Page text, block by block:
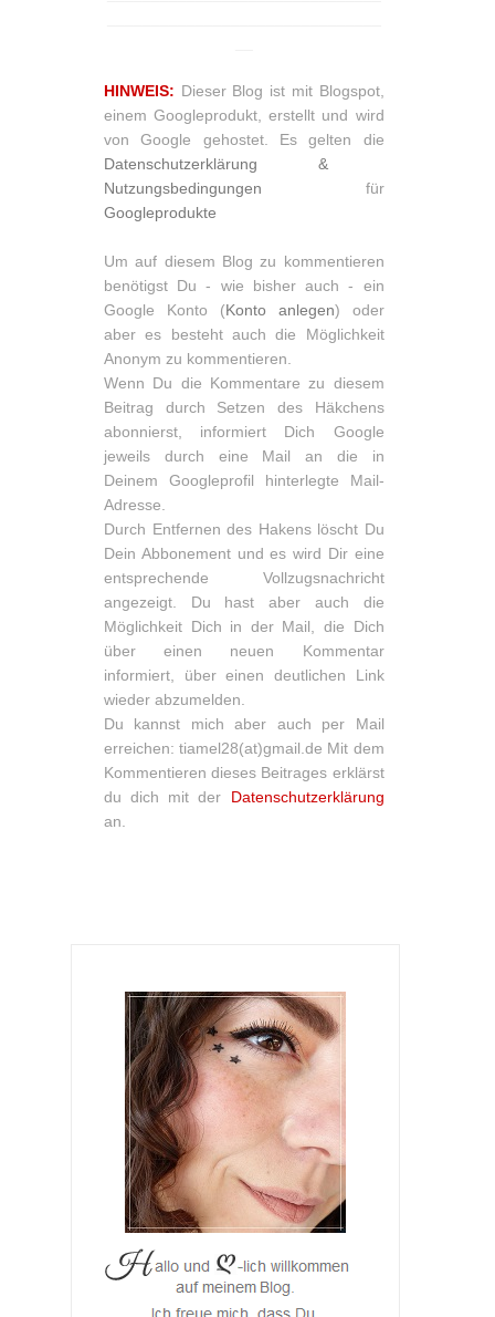
HINWEIS: Dieser Blog ist mit Blogspot,
einem Googleprodukt, erstellt und wird
von Google gehostet. Es gelten die
Datenschutzerklärung &
Nutzungsbedingungen
für
Googleprodukte
Um auf diesem Blog zu kommentieren
benötigst Du - wie bisher auch - ein
Google Konto (Konto anlegen) oder
aber es besteht auch die Möglichkeit
Anonym zu kommentieren.
Wenn Du die Kommentare zu diesem
Beitrag durch Setzen des Häkchens
abonnierst, informiert Dich Google
jeweils durch eine Mail an die in
Deinem Googleprofil hinterlegte Mail-
Adresse.
Durch Entfernen des Hakens löscht Du
Dein Abbonement und es wird Dir eine
entsprechende Vollzugsnachricht
angezeigt. Du hast aber auch die
Möglichkeit Dich in der Mail, die Dich
über einen neuen Kommentar
informiert, über einen deutlichen Link
wieder abzumelden.
Du kannst mich aber auch per Mail
erreichen: tiamel28(at)gmail.de Mit dem
Kommentieren dieses Beitrages erklärst
du dich mit der Datenschutzerklärung
an.